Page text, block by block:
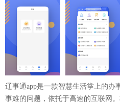
辽事通app是一款智慧生活掌上的办
事难的问题，依托于高速的互联网